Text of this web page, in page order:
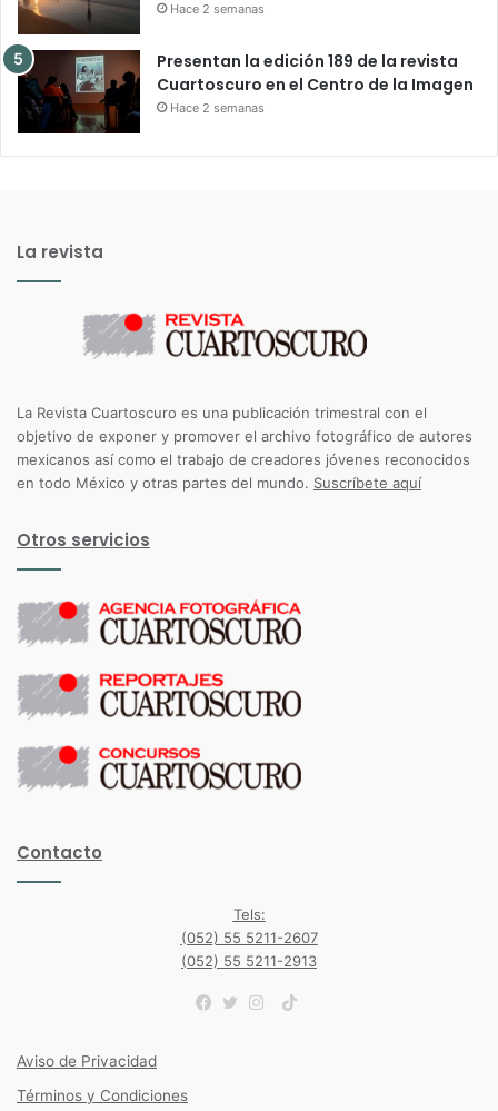
Hace 2 semanas
Presentan la edición 189 de la revista
Cuartoscuro en el Centro de la Imagen
Hace 2 semanas
La revista
La Revista Cuartoscuro es una publicación trimestral con el
objetivo de exponer y promover el archivo fotográfico de autores
mexicanos así como el trabajo de creadores jóvenes reconocidos
en todo México y otras partes del mundo. Suscríbete aquí
Otros servicios
Contacto
Tels:
(052) 55 5211-2607
(052) 55 5211-2913
TikTok
Aviso de Privacidad
Términos y Condiciones